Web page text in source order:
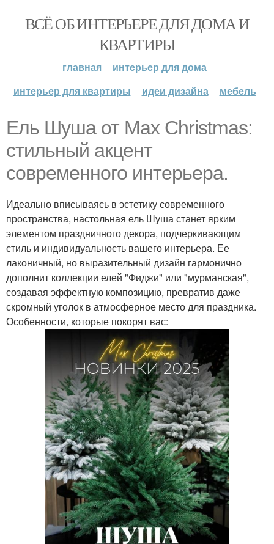
ВСЁ ОБ ИНТЕРЬЕРЕ ДЛЯ ДОМА И
КВАРТИРЫ
главная
интерьер для дома
интерьер для квартиры
идеи дизайна мебель
Ель Шуша от Max Christmas:
стильный акцент
современного интерьера.
Идеально вписываясь в эстетику современного
пространства, настольная ель Шуша станет ярким
элементом праздничного декора, подчеркивающим
стиль и индивидуальность вашего интерьера. Ее
лаконичный, но выразительный дизайн гармонично
дополнит коллекции елей "Фиджи" или "мурманская",
создавая эффектную композицию, превратив даже
скромный уголок в атмосферное место для праздника.
Особенности, которые покорят вас: